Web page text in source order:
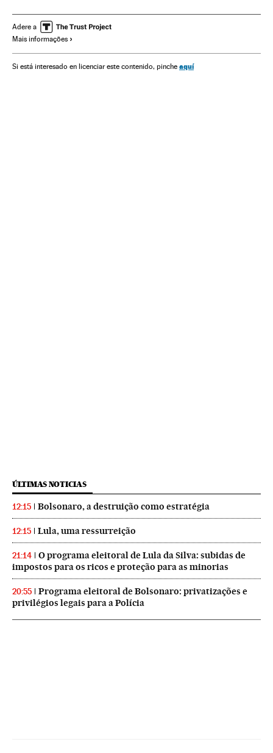
Festas
Adere a
Mais informações
Si está interesado en licenciar este contenido, pinche aquí
ÚLTIMAS NOTICIAS
12:15 Bolsonaro, a destruição como estratégia
12:15 Lula, uma ressurreição
21:14
O programa eleitoral de Lula da Silva: subidas de
impostos para os ricos e proteção para as minorias
20:55
Programa eleitoral de Bolsonaro: privatizações e
privilégios legais para a Polícia